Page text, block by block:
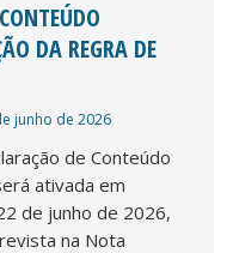
DA REGRA DE
junho de 2026
de Conteúdo
ativada em
de junho de 2026,
na Nota